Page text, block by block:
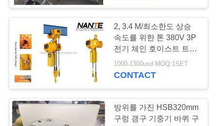
세
옴
표
2, 3.4 M/최소한도 상승
속도를 위한 톤 380V 3P
전기 체인 호이스트 트롤
리로 들기
1000-1300usd MOQ:1SET
CONTACT
방위를 가진 HSB320mm
구렁 갱구 기중기 바퀴 구